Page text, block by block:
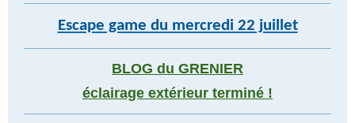
Escape game du mercredi 22 juillet
BLOG du GRENIER
éclairage extérieur terminé !